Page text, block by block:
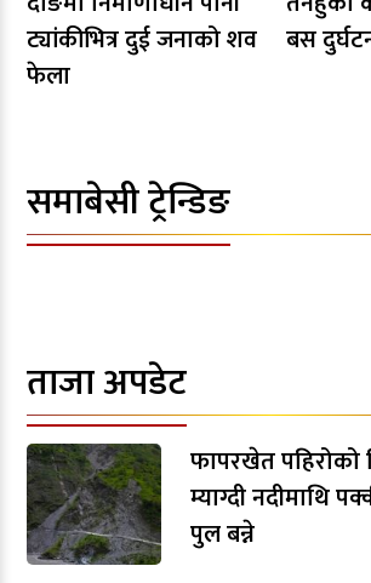
ट्यांकीभित्र दुई जनाको शव
फेला
बस
समाबेसी ट्रेन्डिङ
ताजा अपडेट
फापरखेत पहिरोको
म्याग्दी नदीमाथि
पुल बन्ने